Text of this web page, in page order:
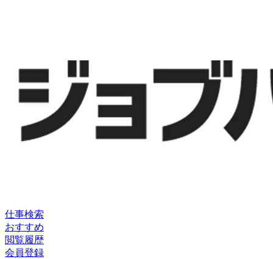
仕事検索
おすすめ
閲覧履歴
会員登録